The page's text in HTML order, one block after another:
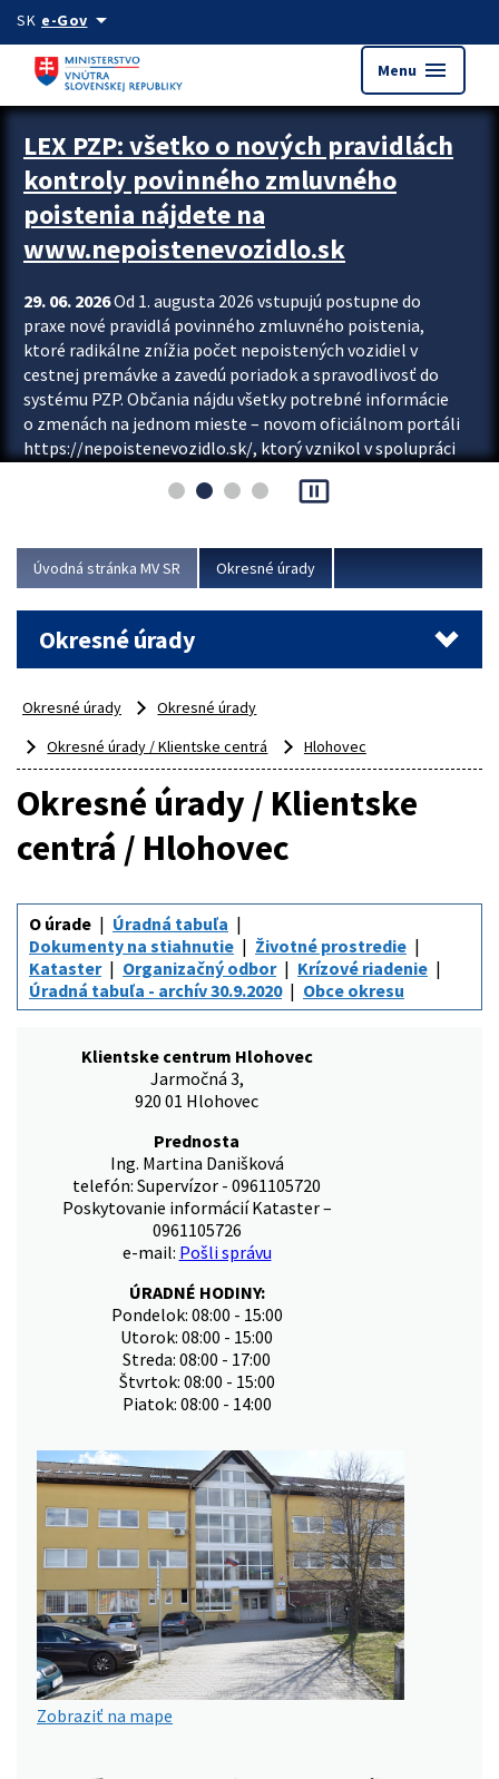
Preskocit na hlavný obsah
SK e-Govarrow_drop_down
Menu menu
Zastavit automatický posun upútavok
LEX PZP: všetko o nových pravidlách
kontroly povinného zmluvného
poistenia nájdete na
www.nepoistenevozidlo.sk
29. 06. 2026Od 1. augusta 2026 vstupujú postupne do
praxe nové pravidlá povinného zmluvného poistenia,
ktoré radikálne znížia počet nepoistených vozidiel v
cestnej premávke a zavedú poriadok a spravodlivosť do
systému PZP. Občania nájdu všetky potrebné informácie
o zmenách na jednom mieste – novom oficiálnom portáli
https://nepoistenevozidlo.sk/, ktorý vznikol v spolupráci
asociácie poisťovní (SLASPO) a Ministerstva vnútra SR.
Viac
pause_presentation
Úvodná stránka MV SR Okresné úrady
Okresné úrady
Okresné úrady
Okresné úrady
Okresné úrady / Klientske centrá
Hlohovec
Okresné úrady / Klientske
centrá / Hlohovec
O úrade
Úradná tabuľa
Dokumenty na stiahnutie
Životné prostredie
Kataster
Organizačný odbor
Krízové riadenie
Úradná tabuľa - archív 30.9.2020
Obce okresu
Klientske centrum Hlohovec
Jarmočná 3,
920 01 Hlohovec
Prednosta
Ing. Martina Danišková
telefón: Supervízor - 0961105720
Poskytovanie informácií Kataster –
0961105726
e-mail: Pošli správu
ÚRADNÉ HODINY:
Pondelok: 08:00 - 15:00
Utorok: 08:00 - 15:00
Streda: 08:00 - 17:00
Štvrtok: 08:00 - 15:00
Piatok: 08:00 - 14:00
Zobraziť na mape